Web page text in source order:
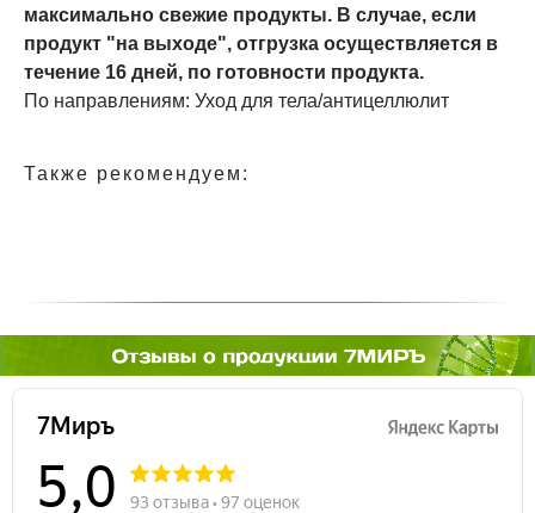
максимально свежие продукты. В случае, если
продукт "на выходе", отгрузка осуществляется в
течение 16 дней, по готовности продукта.
По направлениям: Уход для тела/антицеллюлит
Также рекомендуем: